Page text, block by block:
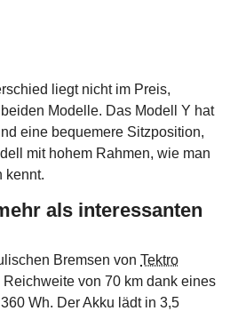
liegt nicht im Preis,
Modelle. Das Modell Y hat
eine bequemere Sitzposition,
mit hohem Rahmen, wie man
kennt.
als interessanten
Bremsen von Tektro
von 70 km dank eines
Wh. Der Akku lädt in 3,5